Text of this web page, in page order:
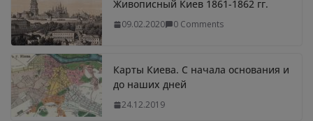
Живописный Киев 1861-1862 гг.
09.02.2020 0 Comments
Карты Киева. С начала основания и
до наших дней
24.12.2019